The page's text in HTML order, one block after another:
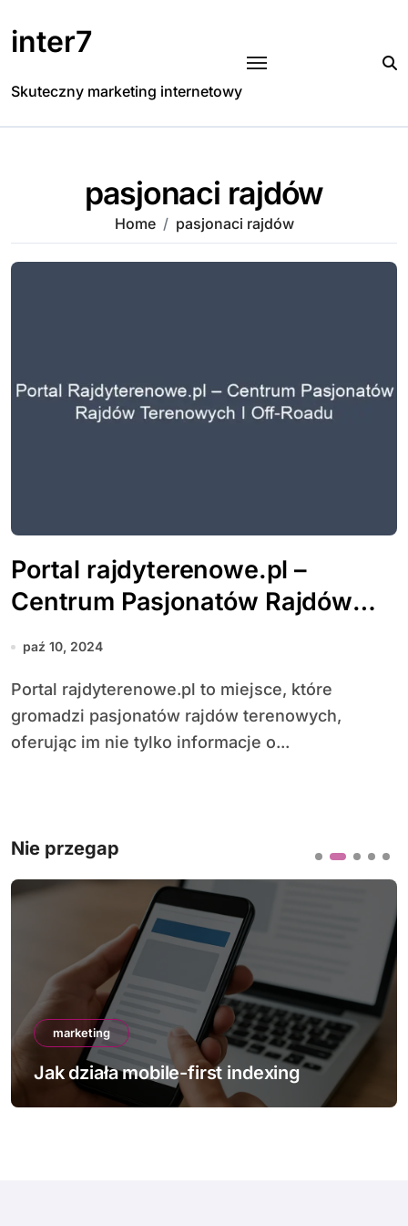
to
content
inter7
Skuteczny marketing internetowy
pasjonaci rajdów
Home pasjonaci rajdów
Portal rajdyterenowe.pl –
Centrum Pasjonatów Rajdów
Terenowych i Off-Roadu
paź 10, 2024
Portal rajdyterenowe.pl to miejsce, które
gromadzi pasjonatów rajdów terenowych,
oferując im nie tylko informacje o...
Nie przegap
marketing
Jak działa mobile-first indexing